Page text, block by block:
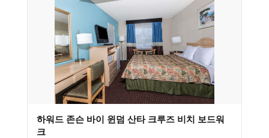
하워드 존슨 바이 윈덤 산타 크루즈 비치 보드워
크